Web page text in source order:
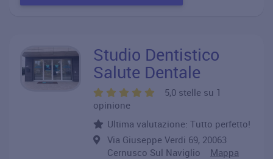
Studio Dentistico
Salute Dentale
5,0 stelle su 1
opinione
Ultima valutazione: Tutto perfetto!
Via Giuseppe Verdi 69, 20063
Cernusco Sul Naviglio Mappa